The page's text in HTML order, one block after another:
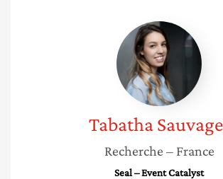
Tabatha
Sauvaget
Tabatha
Recherche – France
Seal – Event Catalyst